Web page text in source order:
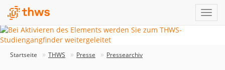
Startseite THWS Presse Pressearchiv